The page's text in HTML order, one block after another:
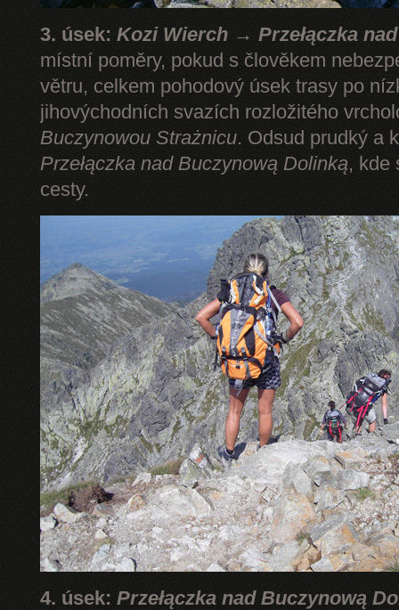
3. úsek: Kozi Wierch → Przełączka
místní poměry, pokud s člověkem
větru, celkem pohodový úsek trasy po
jihovýchodních svazích rozložitého
Buczynowou Strażnicu. Odsud prudký a
Przełączka nad Buczynową Dolinką, kde
cesty.
4. úsek: Przełączka nad Buczynową